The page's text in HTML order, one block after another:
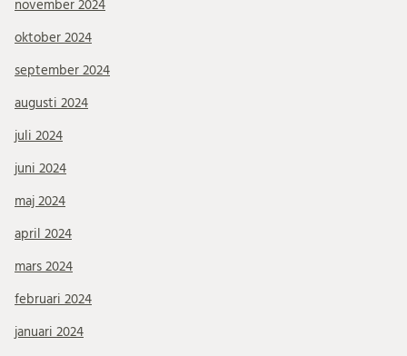
november 2024
oktober 2024
september 2024
augusti 2024
juli 2024
juni 2024
maj 2024
april 2024
mars 2024
februari 2024
januari 2024